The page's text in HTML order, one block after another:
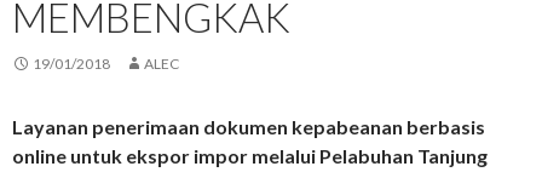
MEMBENGKAK
19/01/2018 ALEC
Layanan penerimaan dokumen kepabeanan berbasis
online untuk ekspor impor melalui Pelabuhan Tanjung